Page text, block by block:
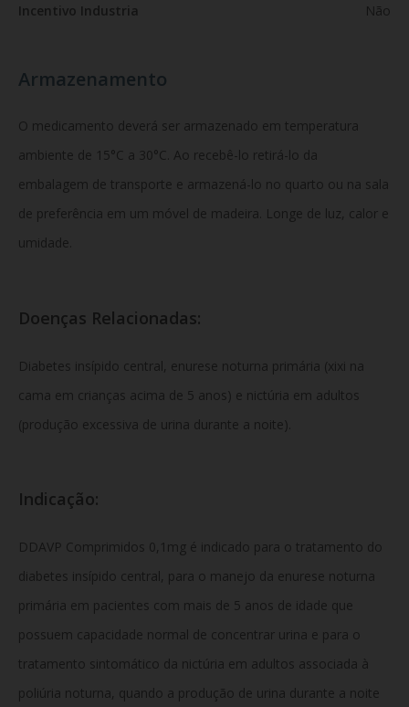
Incentivo Industria Não
Armazenamento
O medicamento deverá ser armazenado em temperatura
ambiente de 15°C a 30°C. Ao recebê-lo retirá-lo da
embalagem de transporte e armazená-lo no quarto ou na sala
de preferência em um móvel de madeira. Longe de luz, calor e
umidade.
Doenças Relacionadas:
Diabetes insípido central, enurese noturna primária (xixi na
cama em crianças acima de 5 anos) e nictúria em adultos
(produção excessiva de urina durante a noite).
Indicação:
DDAVP Comprimidos 0,1mg é indicado para o tratamento do
diabetes insípido central, para o manejo da enurese noturna
primária em pacientes com mais de 5 anos de idade que
possuem capacidade normal de concentrar urina e para o
tratamento sintomático da nictúria em adultos associada à
poliúria noturna, quando a produção de urina durante a noite